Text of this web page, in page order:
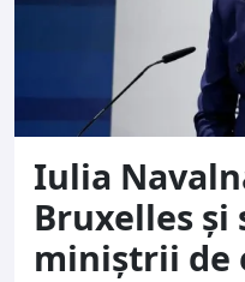
Iulia
Bruxelles și
miniștrii de